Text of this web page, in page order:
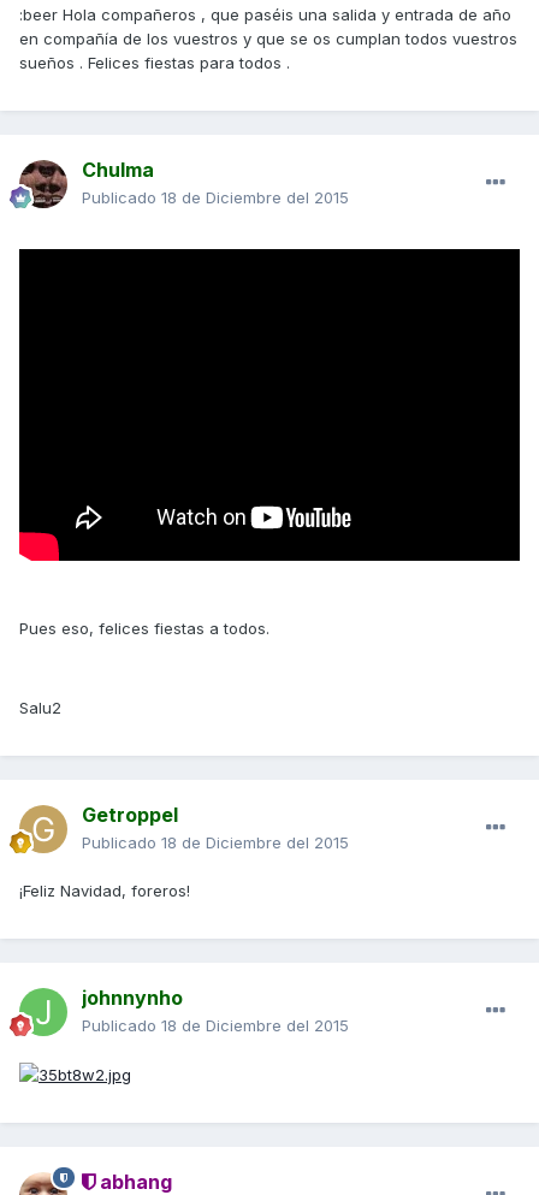
:beer Hola compañeros , que paséis una salida y entrada de año
en compañía de los vuestros y que se os cumplan todos vuestros
sueños . Felices fiestas para todos .
Chulma
Publicado 18 de Diciembre del 2015
Pues eso, felices fiestas a todos.
Salu2
Getroppel
Publicado 18 de Diciembre del 2015
¡Feliz Navidad, foreros!
johnnynho
Publicado 18 de Diciembre del 2015
abhang